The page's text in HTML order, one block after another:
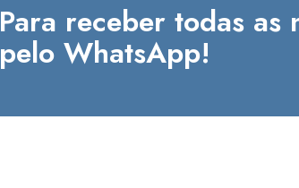
Para receber todas as
pelo WhatsApp!